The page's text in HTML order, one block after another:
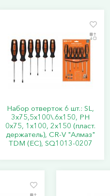
Набор отверток 6 шт.: SL,
3x75,5x100\.6x150, PH
0х75, 1x100, 2x150 (пласт.
держатель), CR-V "Алмаз"
TDM (ЕС), SQ1013-0207